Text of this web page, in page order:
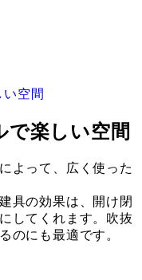
空間
で楽しい空間
よって、広く使った
具の効果は、開け閉
してくれます。吹抜
のにも最適です。